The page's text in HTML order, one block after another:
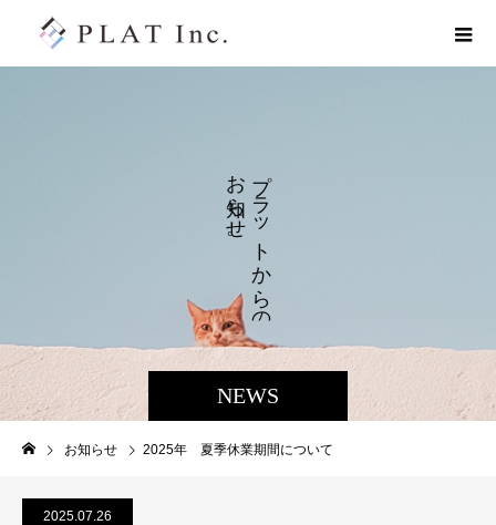
NEWS
ラ
ッ
ト
か
ら
の
お
ら
せ
。
お知らせ 2025年 夏季休業期間について
2025.07.26